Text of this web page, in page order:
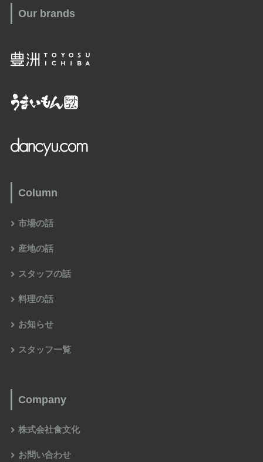
Our brands
Column
市場の話
産地の話
スタッフの話
料理の話
お知らせ
スタッフ一覧
Company
株式会社食文化
お問い合わせ